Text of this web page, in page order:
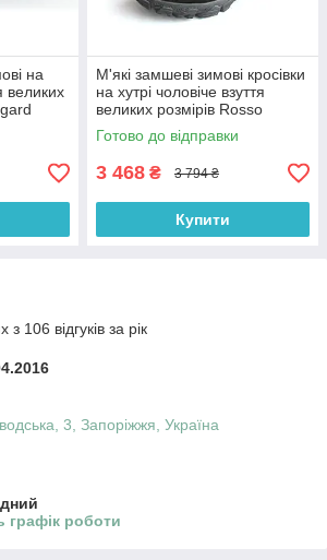
на
великих
BS
М'які замшеві зимові кросівки
на хутрі чоловіче взуття
великих розмірів Rosso
Avangard Winter ReBaKa Vel
BS
Готово до відправки
3 468 ₴ 3 794 ₴
Купити
106 відгуків за рік
3, Запоріжжя, Україна
графік роботи